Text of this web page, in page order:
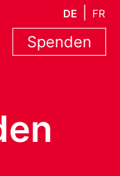
DE FR
Spenden